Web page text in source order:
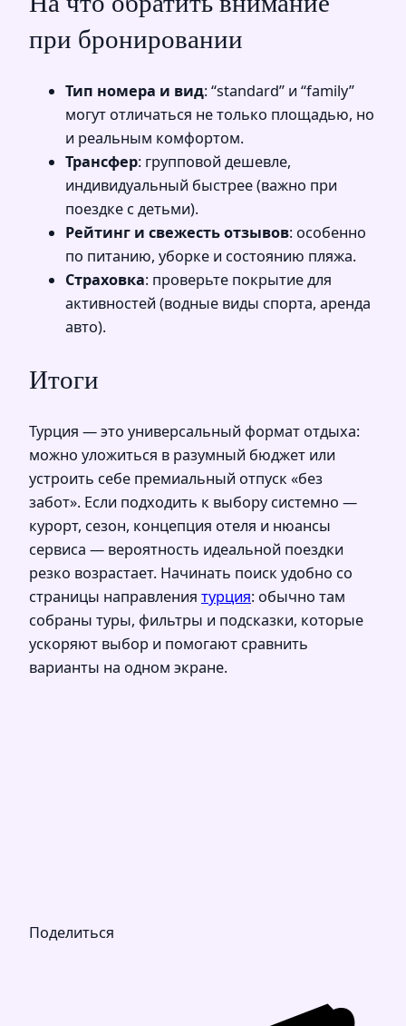
при бронировании
Тип номера и вид: “standard” и “family”
могут отличаться не только площадью, но
и реальным комфортом.
Трансфер: групповой дешевле,
индивидуальный быстрее (важно при
поездке с детьми).
Рейтинг и свежесть отзывов: особенно
по питанию, уборке и состоянию пляжа.
Страховка: проверьте покрытие для
активностей (водные виды спорта, аренда
авто).
Итоги
Турция — это универсальный формат отдыха:
можно уложиться в разумный бюджет или
устроить себе премиальный отпуск «без
забот». Если подходить к выбору системно —
курорт, сезон, концепция отеля и нюансы
сервиса — вероятность идеальной поездки
резко возрастает. Начинать поиск удобно со
страницы направления турция: обычно там
собраны туры, фильтры и подсказки, которые
ускоряют выбор и помогают сравнить
варианты на одном экране.
Поделиться